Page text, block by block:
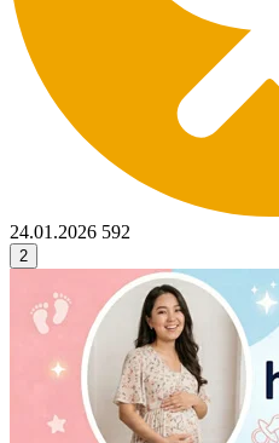
24.01.2026 592
2